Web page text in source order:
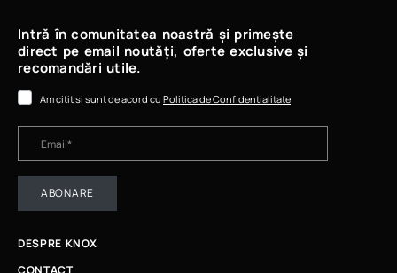
Intră în comunitatea noastră și primește
direct pe email noutăți, oferte exclusive și
recomandări utile.
Am citit si sunt de acord cu Politica de Confidentialitate
ABONARE
DESPRE KNOX
CONTACT